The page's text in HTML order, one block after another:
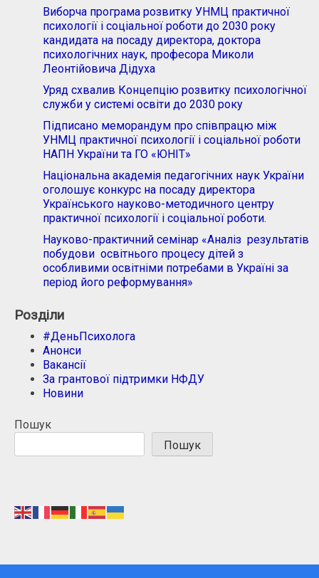
Виборча програма розвитку УНМЦ практичної
психології і соціальної роботи до 2030 року
кандидата на посаду директора, доктора
психологічних наук, професора Миколи
Леонтійовича Дідуха
Уряд схвалив Концепцію розвитку психологічної
служби у системі освіти до 2030 року
Підписано меморандум про співпрацю між
УНМЦ практичної психології і соціальної роботи
НАПН України та ГО «ЮНІТ»
Національна академія педагогічних наук України
оголошує конкурс на посаду директора
Українського науково-методичного центру
практичної психології і соціальної роботи.
Науково-практичний семінар «Аналіз результатів
побудови освітнього процесу дітей з
особливими освітніми потребами в Україні за
період його реформування»
Розділи
#ДеньПсихолога
Анонси
Вакансії
За грантової підтримки НФДУ
Новини
Пошук
Пошук